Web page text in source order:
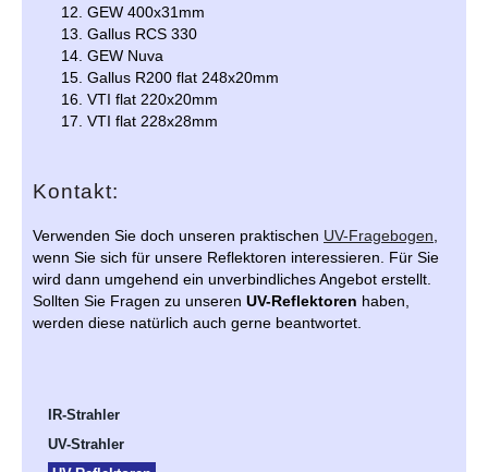
GEW 400x31mm
Gallus RCS 330
GEW Nuva
Gallus R200 flat 248x20mm
VTI flat 220x20mm
VTI flat 228x28mm
Kontakt:
Verwenden Sie doch unseren praktischen UV-Fragebogen
wenn Sie sich für unsere Reflektoren interessieren. Für Sie
wird dann umgehend ein unverbindliches Angebot erstellt.
Sollten Sie Fragen zu unseren UV-Reflektoren haben,
werden diese natürlich auch gerne beantwortet.
IR-Strahler
UV-Strahler